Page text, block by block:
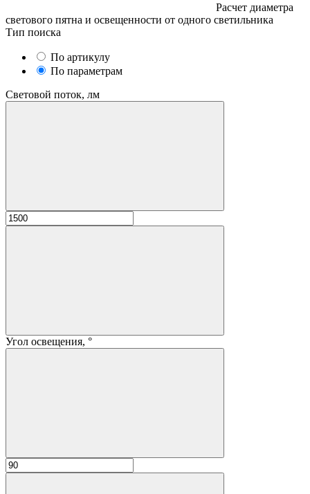
Расчет диаметра
светового пятна и освещенности от одного светильника
Тип поиска
По артикулу
По параметрам
Световой поток, лм
Угол освещения, °